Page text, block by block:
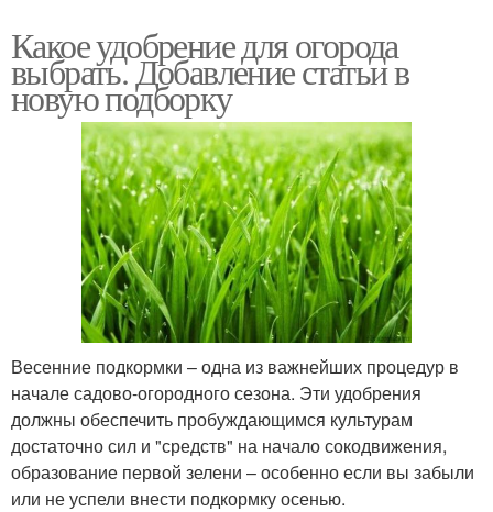
Какое удобрение для огорода
выбрать. Добавление статьи в
новую подборку
Весенние подкормки – одна из важнейших процедур в
начале садово-огородного сезона. Эти удобрения
должны обеспечить пробуждающимся культурам
достаточно сил и "средств" на начало сокодвижения,
образование первой зелени – особенно если вы забыли
или не успели внести подкормку осенью.